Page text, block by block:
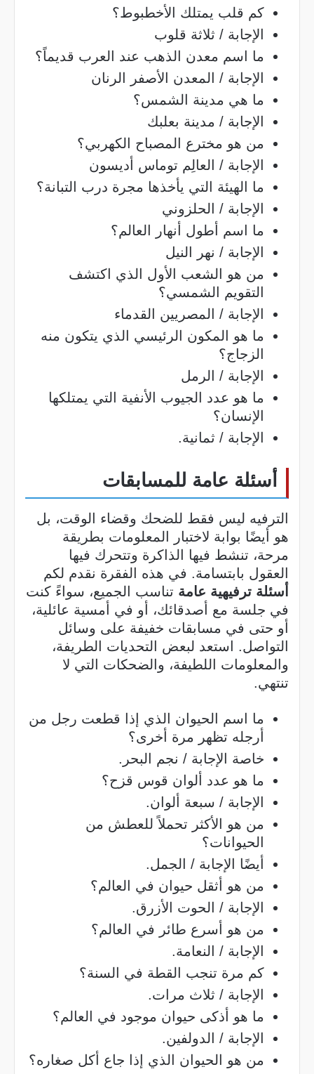
كم قلب يمتلك الأخطبوط؟
الإجابة / ثلاثة قلوب
ما اسم معدن الذهب عند العرب قديماً؟
الإجابة / المعدن الأصفر الرنان
ما هي مدينة الشمس؟
الإجابة / مدينة بعلبك
من هو مخترع المصباح الكهربي؟
الإجابة / العالِم توماس أديسون
ما الهيئة التي يأخذها مجرة درب التبانة؟
الإجابة / الحلزوني
ما اسم أطول أنهار العالم؟
الإجابة / نهر النيل
من هو الشعب الأول الذي اكتشف
التقويم الشمسي؟
الإجابة / المصريين القدماء
ما هو المكون الرئيسي الذي يتكون منه
الزجاج؟
الإجابة / الرمل
ما هو عدد الجيوب الأنفية التي يمتلكها
الإنسان؟
الإجابة / ثمانية.
أسئلة عامة للمسابقات
الترفيه ليس فقط للضحك وقضاء الوقت، بل
هو أيضًا بوابة لاختبار المعلومات بطريقة
مرحة، تنشط فيها الذاكرة وتتحرك فيها
العقول بابتسامة. في هذه الفقرة نقدم لكم
أسئلة ترفيهية عامة تناسب الجميع، سواءً كنت
في جلسة مع أصدقائك، أو في أمسية عائلية،
أو حتى في مسابقات خفيفة على وسائل
التواصل. استعد لبعض التحديات الطريفة،
والمعلومات اللطيفة، والضحكات التي لا
تنتهي.
ما اسم الحيوان الذي إذا قطعت رجل من
أرجله تظهر مرة أخرى؟
خاصة الإجابة / نجم البحر.
ما هو عدد ألوان قوس قزح؟
الإجابة / سبعة ألوان.
من هو الأكثر تحملاً للعطش من
الحيوانات؟
أيضًا الإجابة / الجمل.
من هو أثقل حيوان في العالم؟
الإجابة / الحوت الأزرق.
من هو أسرع طائر في العالم؟
الإجابة / النعامة.
كم مرة تنجب القطة في السنة؟
الإجابة / ثلاث مرات.
ما هو أذكى حيوان موجود في العالم؟
الإجابة / الدولفين.
من هو الحيوان الذي إذا جاع أكل صغاره؟